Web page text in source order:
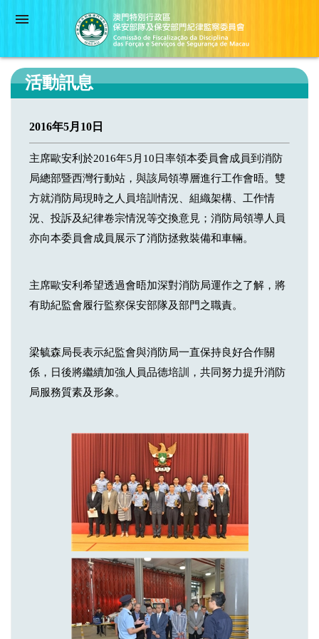
活動訊息
2016年5月10日
主席歐安利於2016年5月10日率領本委員會成員到消防
局總部暨西灣行動站，與該局領導層進行工作會晤。雙
方就消防局現時之人員培訓情況、組織架構、工作情
況、投訴及紀律卷宗情況等交換意見；消防局領導人員
亦向本委員會成員展示了消防拯救裝備和車輛。
主席歐安利希望透過會晤加深對消防局運作之了解，將
有助紀監會履行監察保安部隊及部門之職責。
梁毓森局長表示紀監會與消防局一直保持良好合作關
係，日後將繼續加強人員品德培訓，共同努力提升消防
局服務質素及形象。